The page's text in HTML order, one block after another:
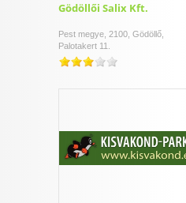
Gödöllői Salix Kft.
Pest megye, 2100, Gödöllő,
Palotakert 11.